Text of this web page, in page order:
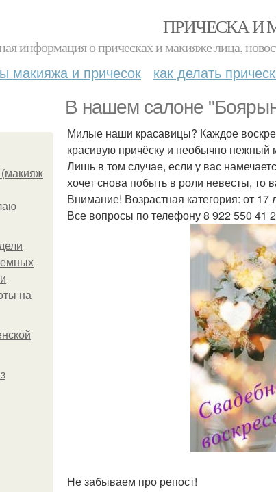
ПРИЧЕСКА И
информация о прическах и макияже лица,
макияжа и причесок как делать
В нашем салоне
на
Милые наши красавицы? Каждое
красивую причёску и необычно нежный
Лишь в том случае, если у вас
хочет снова побыть в роли невесты, то
Внимание! Возрастная категория: от 17
Все вопросы по телефону 8 922 550 41
Не забываем про репост!